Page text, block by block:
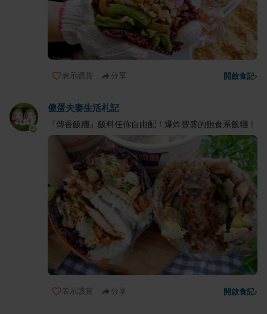
表示讚賞 分享 開啟食記›
傻蛋夫妻生活札記
『傳香飯糰』飯料任你自由配！爆炸豐盛的飽食系飯糰！
表示讚賞 分享 開啟食記›